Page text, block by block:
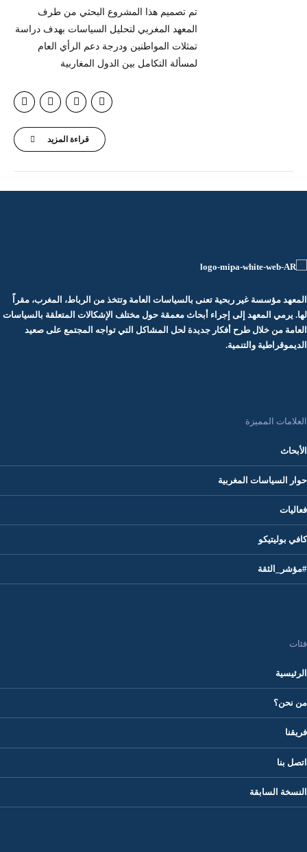
تم تصميم هذا المشروع البحثي من طرف
المعهد المغربي لتحليل السياسات بهدف دراسة
تمثلات المواطنين ودرجة دعم الرأي العام
لمسألة التكامل بين الدول المغاربية
قراءة المزيد
لها. يرمي المعهد إلى إجراء أبحاث معمقة حول مختلف الإشكالات المتعلقة بالسياسات
العامة من خلال طرح أفكار جديدة لحل المشاكل التي تواجه المجتمع على صعيد
الديموقراطية والتنمية.
العلامات المميزة
الأبحاث
حوار السياسات المغربية
فعاليات
كافي بوليتيكو
#مؤشر_الثقة
فئات
الرئيسية
من نحن؟
فريقنا
اتصل بنا
النسخة السابقة